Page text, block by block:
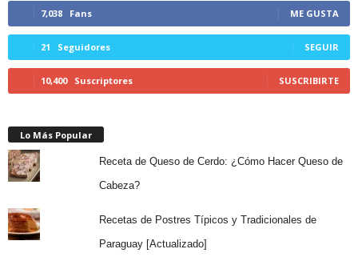
7,038 Fans ME GUSTA
21 Seguidores SEGUIR
10,400 Suscriptores SUSCRIBIRTE
Lo Más Popular
Receta de Queso de Cerdo: ¿Cómo Hacer Queso de
Cabeza?
Recetas de Postres Típicos y Tradicionales de
Paraguay [Actualizado]